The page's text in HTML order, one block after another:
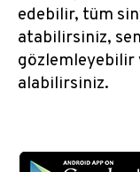
edebilir, tüm
atabilirsiniz,
gözlemleyebilir
alabilirsiniz.